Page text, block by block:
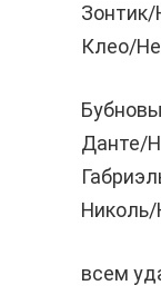
Клео/
Данте/
всем